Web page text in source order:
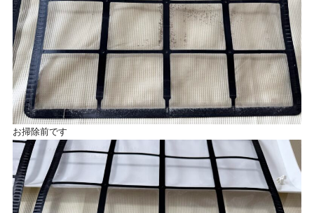
お掃除前です